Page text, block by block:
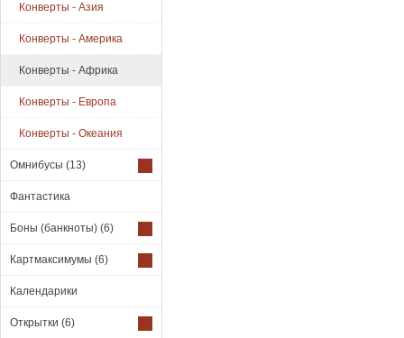
Конверты - Азия
Конверты - Америка
Конверты - Африка
Конверты - Европа
Конверты - Океания
Омнибусы (13)
Фантастика
Боны (банкноты) (6)
Картмаксимумы (6)
Календарики
Открытки (6)